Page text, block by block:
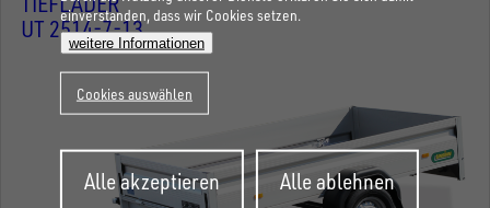
UT 2514-7-13
einverstanden, dass wir Cookies setzen.
weitere Informationen
Cookies auswählen
Alle akzeptieren
Zustimmung
zurückziehen
Alle ablehnen